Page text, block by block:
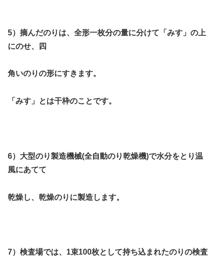
5）摘んだのりは、全形一枚分の量に分けて「みす」の上
にのせ、四
角いのりの形にすきます。
「みす」とは干枠のことです。
6）大型のり製造機械(全自動のり乾燥機)で水分をとり温
風にあてて
乾燥し、乾燥のりに製造します。
7）検査場では、1束100枚として持ち込まれたのりの検査